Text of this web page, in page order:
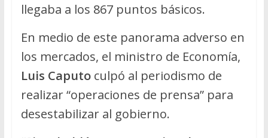
llegaba a los 867 puntos básicos.
En medio de este panorama adverso en
los mercados, el ministro de Economía,
Luis Caputo culpó al periodismo de
realizar “operaciones de prensa” para
desestabilizar al gobierno.